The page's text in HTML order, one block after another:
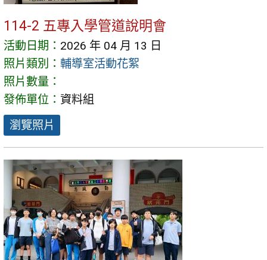
114-2 五專入學管道說明會
活動日期： 2026 年 04 月 13 日
照片類別： 輔導室活動花絮
照片數量：
發佈單位： 資料組
瀏覽照片